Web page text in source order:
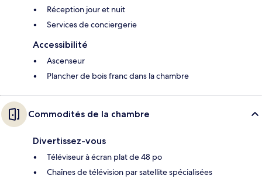
Réception jour et nuit
Services de conciergerie
Accessibilité
Ascenseur
Plancher de bois franc dans la chambre
Commodités de la chambre
Divertissez-vous
Téléviseur à écran plat de 48 po
Chaînes de télévision par satellite spécialisées